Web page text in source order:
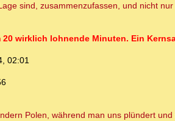
sind, zusammenzufassen, und nicht
wirklich lohnende Minuten. Ein
02:01
Polen, während man uns plündert und